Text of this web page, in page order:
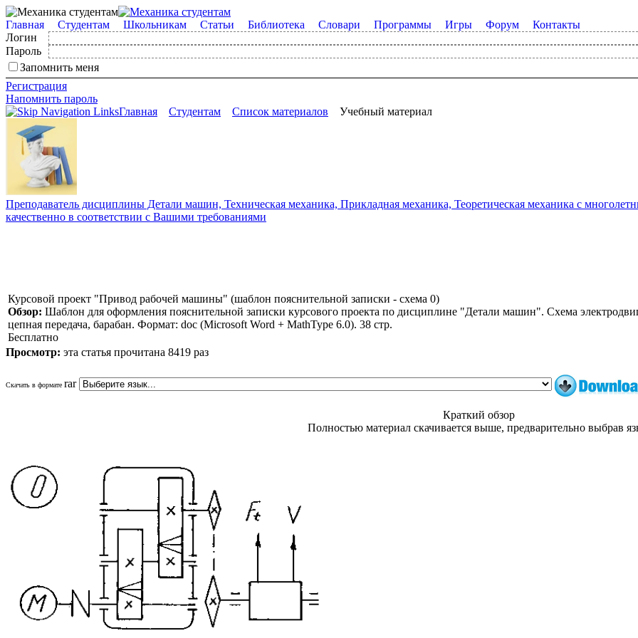
Главная Студентам Школьникам Статьи Библиотека Словари Программы Игры Форум
Контакты
Логин
Пароль
Запомнить меня
Регистрация
Напомнить пароль
Главная
Студентам Список материалов Учебный материал
Преподаватель дисциплины Детали машин, Техническая механика, Прикладная механика, Теоретическая механика с
качественно в соответствии с Вашими требованиями
Курсовой проект "Привод рабочей машины" (шаблон пояснительной записки - схема 0)
Обзор: Шаблон для оформления пояснительной записки курсового проекта по дисциплине "Детали машин". Схема
цепная передача, барабан. Формат: doc (Microsoft Word + MathType 6.0). 38 стр.
Бесплатно
Просмотр: эта статья прочитана 8419 раз
Скачать в формате rar
Краткий обзор
Полностью материал скачивается выше, предварительно выбрав